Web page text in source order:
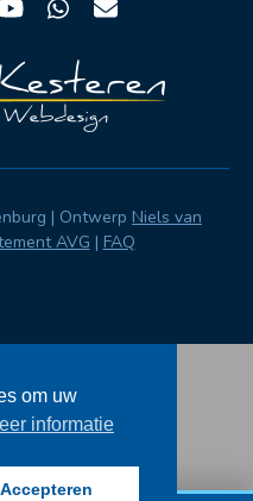
YouTubeWhatsapp
Email
| Ontwerp Niels van
AVG | FAQ
om uw
informatie
Accepteren